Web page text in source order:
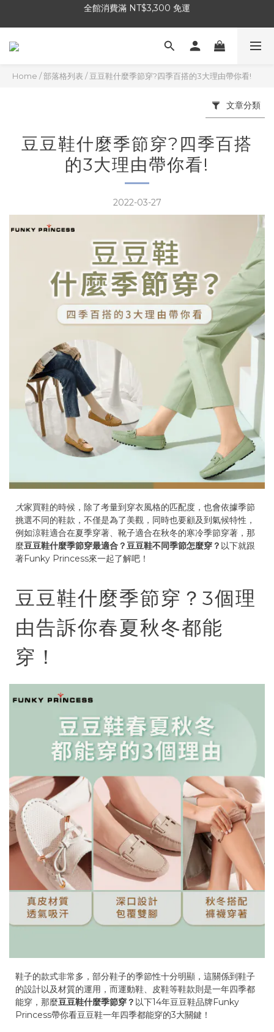
加入官方LINE，領取優惠碼！
加入官方LINE，領取優惠碼！
Home /部落格列表 /豆豆鞋什麼季節穿?四季百搭的3大理由帶你看!
文章分類
豆豆鞋什麼季節穿?四季百搭
的3大理由帶你看!
2022-03-27
大家買鞋的時候，除了考量到穿衣風格的匹配度，也會依據季節
挑選不同的鞋款，不僅是為了美觀，同時也要顧及到氣候特性，
例如涼鞋適合在夏季穿著、靴子適合在秋冬的寒冷季節穿著，那
麼豆豆鞋什麼季節穿最適合？豆豆鞋不同季節怎麼穿？ 以下就跟
著Funky Princess來一起了解吧！
豆豆鞋什麼季節穿？3個理
由告訴你春夏秋冬都能
穿！
鞋子的款式非常多，部分鞋子的季節性十分明顯，這關係到鞋子
的設計以及材質的運用，而運動鞋、皮鞋等鞋款則是一年四季都
能穿，那麼豆豆鞋什麼季節穿？ 以下14年豆豆鞋品牌Funky
Princess帶你看豆豆鞋一年四季都能穿的3大關鍵！